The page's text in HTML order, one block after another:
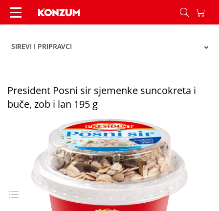
President Posni sir sjemenke suncokreta i buče,
SIREVI I PRIPRAVCI
President Posni sir sjemenke suncokreta i
buče, zob i lan 195 g